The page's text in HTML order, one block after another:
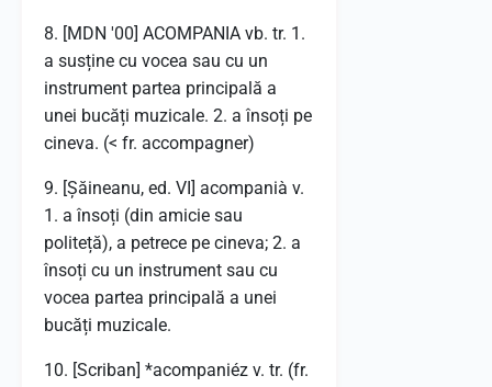
8. [MDN '00] ACOMPANIA vb. tr. 1.
a susține cu vocea sau cu un
instrument partea principală a
unei bucăți muzicale. 2. a însoți pe
cineva. (< fr. accompagner)
9. [Șăineanu, ed. VI] acompanià v.
1. a însoți (din amicie sau
politeță), a petrece pe cineva; 2. a
însoți cu un instrument sau cu
vocea partea principală a unei
bucăți muzicale.
10. [Scriban] *acompaniéz v. tr. (fr.